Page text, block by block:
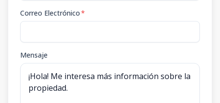
Correo Electrónico*
Mensaje